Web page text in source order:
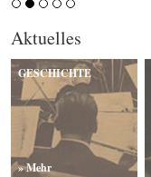
Aktuelles
GESCHICHTE
» Mehr